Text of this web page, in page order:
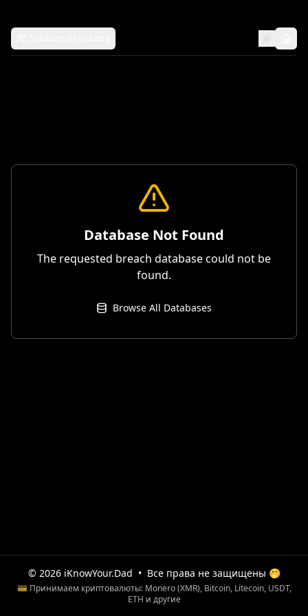
Database Not Found
The requested breach database could not be
found.
Browse All Databases
© 2026 iKnowYour.Dad • Все права не защищены 🤭
💳 Принимаем криптовалюты: Monero (XMR), Bitcoin, Litecoin, USDT,
ETH и другие